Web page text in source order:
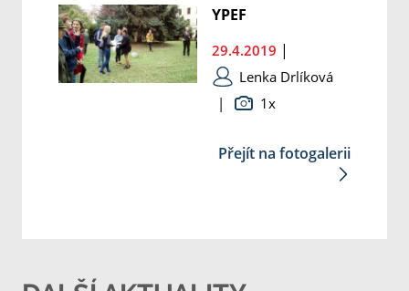
YPEF
29.4.2019 |
Lenka Drlíková
|
1x
Přejít na fotogalerii